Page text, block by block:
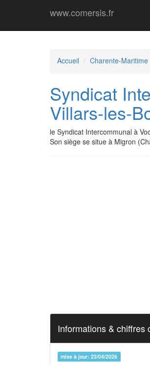
www.comersis.fr
Accueil Charente-Maritime
Syndicat
Villars-les-
le Syndicat Intercommunal à
Son siège se situe à Migron
Informations & chiffres
mise à jour: 22/04/2026